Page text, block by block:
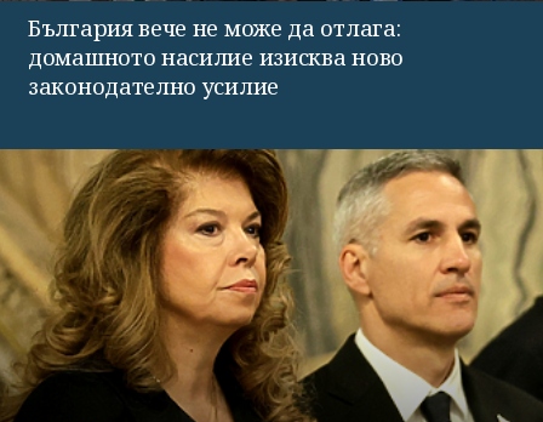
България вече не може да отлага:
домашното насилие изисква ново
законодателно усилие